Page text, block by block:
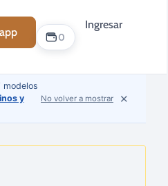
0
Ingresar
y
No volver a mostrar ✕